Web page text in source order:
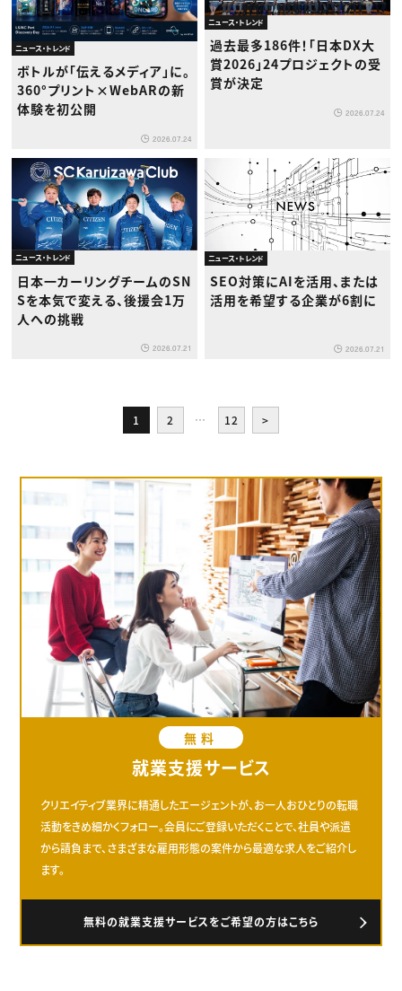
ニュース・トレンド
ボトルが「伝えるメディア」に。
360°プリント×WebARの新
体験を初公開
2026.07.24
ニュース・トレンド
過去最多186件！「日本DX大
賞2026」24プロジェクトの受
賞が決定
2026.07.24
ニュース・トレンド
日本一カーリングチームのSN
Sを本気で変える、後援会1万
人への挑戦
2026.07.21
ニュース・トレンド
SEO対策にAIを活用、または
活用を希望する企業が6割に
2026.07.21
1 2 … 12 >
無料
就業支援サービス
クリエイティブ業界に精通したエージェントが、お一人おひとりの転職
活動をきめ細かくフォロー。会員にご登録いただくことで、社員や派遣
から請負まで、さまざまな雇用形態の案件から最適な求人をご紹介し
ます。
無料の就業支援サービスをご希望の方はこちら